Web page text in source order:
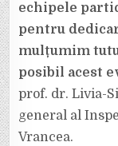
echipele
pentru
mulțumim
posibil acest
prof. dr. Livia-
general al
Vrancea.